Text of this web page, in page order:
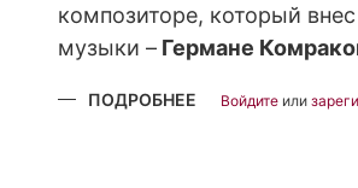
композиторе, который
музыки – Германе
ПОДРОБНЕЕ Войдите или